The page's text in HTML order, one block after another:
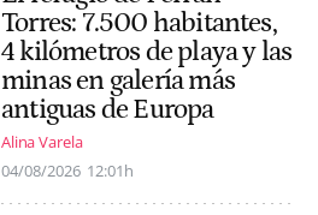
Torres: 7.500 habitantes,
4 kilómetros de playa y las
minas en galería más
antiguas de Europa
Alina Varela
04/08/2026 12:01h